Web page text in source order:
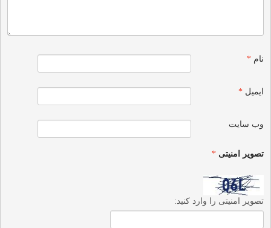
نام*
ایمیل*
وب‌ سایت
تصویر امنیتی*
تصویر امنیتی را وارد کنید: